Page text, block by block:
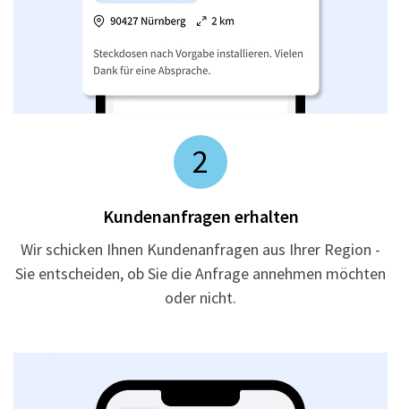
2
Kundenanfragen erhalten
Wir schicken Ihnen Kundenanfragen aus Ihrer Region -
Sie entscheiden, ob Sie die Anfrage annehmen möchten
oder nicht.